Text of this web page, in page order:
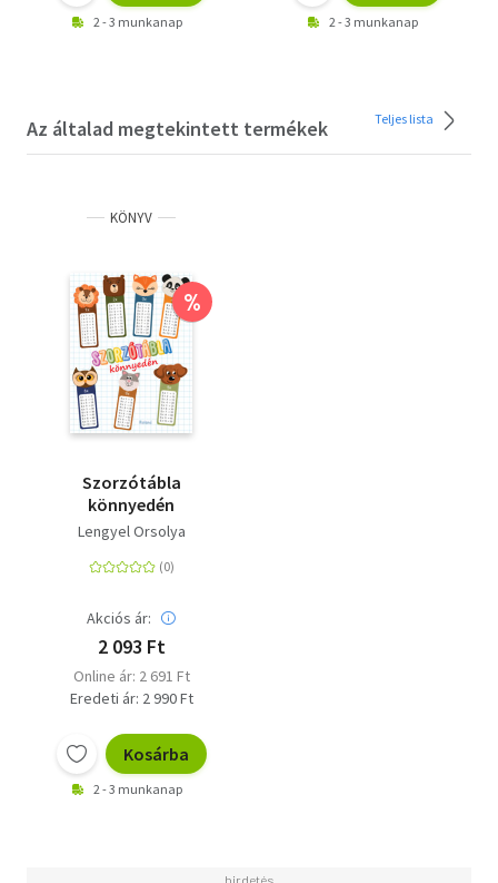
2 - 3 munkanap 2 - 3 munkanap
Az általad megtekintett termékek Teljes lista
KÖNYV
%
Szorzótábla
könnyedén
Lengyel Orsolya
Akciós ár:
2 093 Ft
Online ár: 2 691 Ft
Eredeti ár: 2 990 Ft
Kosárba
2 - 3 munkanap